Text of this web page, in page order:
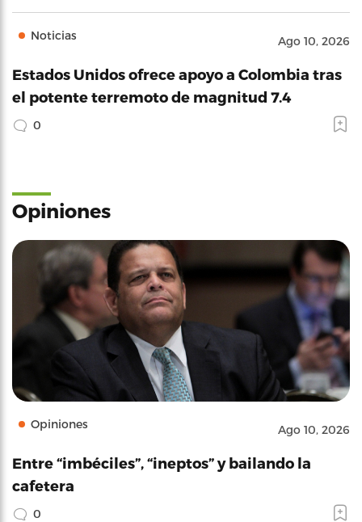
Noticias Ago 10, 2026
Estados Unidos ofrece apoyo a Colombia tras
el potente terremoto de magnitud 7.4
0
Opiniones
Opiniones Ago 10, 2026
Entre “imbéciles”, “ineptos” y bailando la
cafetera
0